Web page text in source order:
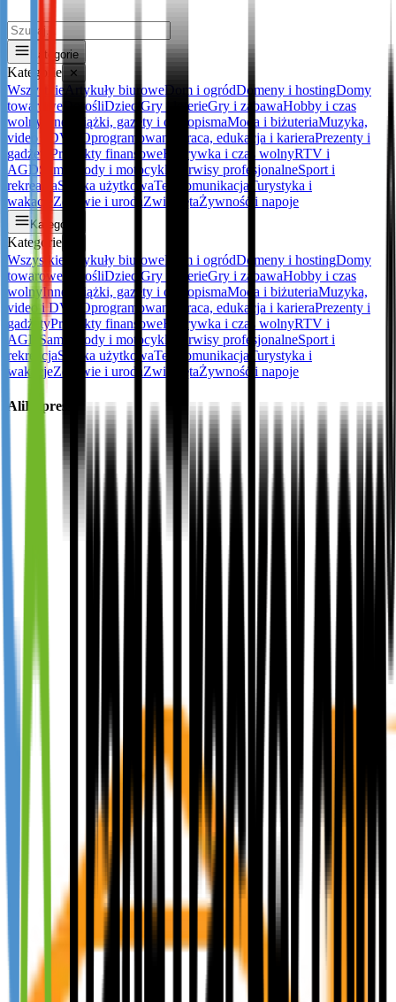
Kategorie
Kategorie ✕
Wszystkie Artykuły biuroweDom i ogródDomeny i hostingDomy
towarowe DorośliDzieci Gry i loterieGry i zabawaHobby i czas
wolny
Inne Książki, gazety i czasopismaModa i biżuteriaMuzyka,
video i DVD
Oprogramowanie Praca, edukacja i karieraPrezenty i
gadżety
Produkty finansoweRozrywka i czas wolnyRTV i
AGDSamochody i motocykle Serwisy profesjonalneSport i
rekreacjaSztuka użytkowaTelekomunikacja Turystyka i
wakacjeZdrowie i urodaZwierzętaŻywność i napoje
Kategorie
Kategorie
Wszystkie Artykuły biuroweDom i ogródDomeny i hostingDomy
towarowe DorośliDzieci Gry i loterieGry i zabawaHobby i czas
wolnyInne Książki, gazety i czasopismaModa i biżuteriaMuzyka,
video i DVD
Oprogramowanie Praca, edukacja i karieraPrezenty i
gadżetyProdukty finansoweRozrywka i czas wolnyRTV i
AGD
Samochody i motocykle Serwisy profesjonalneSport i
rekreacjaSztuka użytkowaTelekomunikacja Turystyka i
wakacjeZdrowie i urodaZwierzętaŻywność i napoje
AliExpress